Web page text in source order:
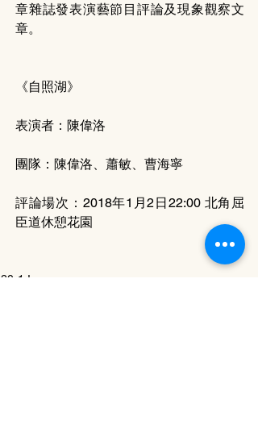
章雜誌發表演藝節目評論及現象觀察文
章。
《自照湖》
表演者：陳偉洛
團隊：陳偉洛、蕭敏、曹海寧
評論場次：2018年1月2日22:00 北角屈
臣道休憩花園
20-1 Issue